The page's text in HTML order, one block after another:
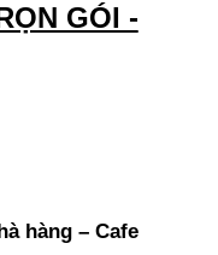
GÓI -
hàng – Cafe